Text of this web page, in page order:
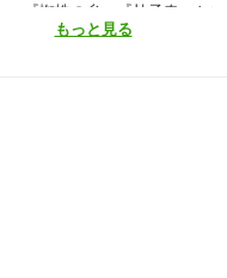
『蜘蛛の糸』『杜子春』と
安」を動機として自殺。文
もっと見る